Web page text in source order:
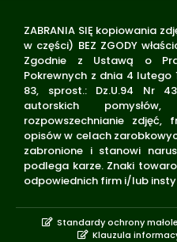
ZABRANIA SIĘ kopiowania
w części) BEZ ZGODY
Zgodnie z Ustawą o
Pokrewnych z dnia 4 lutego
83, sprost.: Dz.U.94 Nr
autorskich
rozpowszechnianie zdjęć,
opisów w celach
zabronione i stanowi
podlega karze. Znaki
odpowiednich firm i/lub
Standardy ochrony
Klauzula